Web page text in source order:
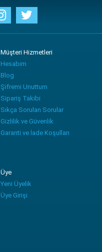
Müşteri Hizmetleri
Hesabım
Blog
Şifremi Unuttum
Sipariş Takibi
Sıkça Sorulan Sorular
Gizlilik ve Güvenlik
Garanti ve İade Koşulları
Üye
Yeni Üyelik
Üye Girişi